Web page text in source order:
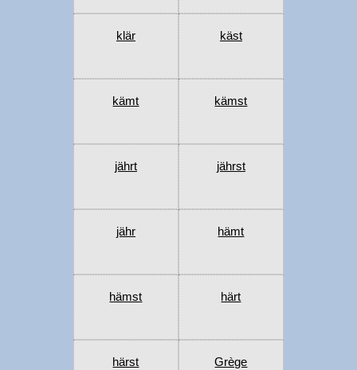
klär käst
kämt kämst
jährt jährst
jähr hämt
hämst härt
härst Grège